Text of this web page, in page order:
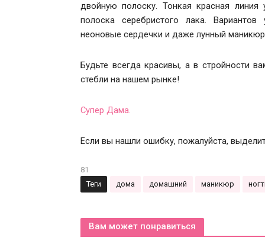
двойную полоску. Тонкая красная
полоска серебристого лака.
неоновые сердечки и даже лунный
Будьте всегда красивы, а в стройности
стебли на нашем рынке!
Супер Дама.
Если вы нашли ошибку, пожалуйста,
81
Теги
дома домашний маникюр
Вам может понравиться